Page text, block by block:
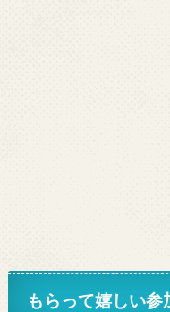
もらって嬉しい参